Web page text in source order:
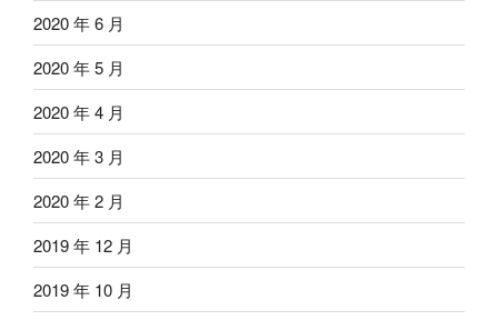
2020 年 6 月
2020 年 5 月
2020 年 4 月
2020 年 3 月
2020 年 2 月
2019 年 12 月
2019 年 10 月